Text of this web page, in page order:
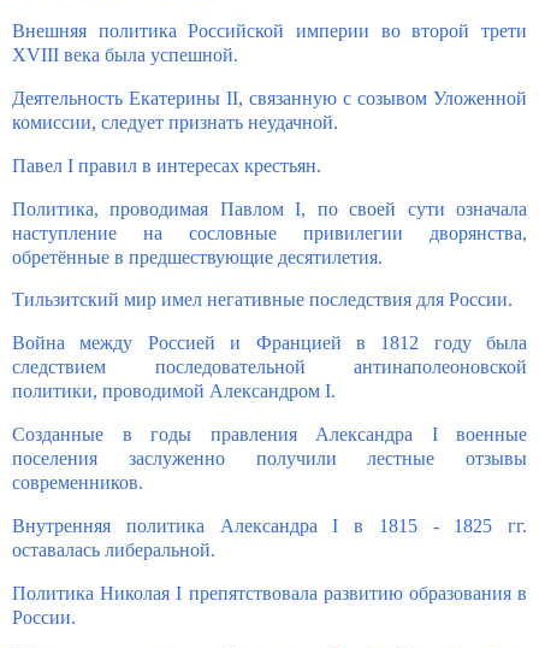
Внешняя политика Российской империи во второй трети
XVIII века была успешной.
Деятельность Екатерины II, связанную с созывом Уложенной
комиссии, следует признать неудачной.
Павел I правил в интересах крестьян.
Политика, проводимая Павлом I, по своей сути означала
наступление на сословные привилегии дворянства,
обретённые в предшествующие десятилетия.
Тильзитский мир имел негативные последствия для России.
Война между Россией и Францией в 1812 году была
следствием последовательной антинаполеоновской
политики, проводимой Александром I.
Созданные в годы правления Александра I военные
поселения заслуженно получили лестные отзывы
современников.
Внутренняя политика Александра I в 1815 - 1825 гг.
оставалась либеральной.
Политика Николая I препятствовала развитию образования в
России.